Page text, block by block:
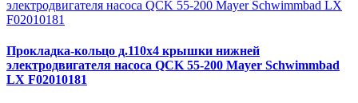
Прокладка-кольцо д.110х4 крышки нижней
электродвигателя насоса QCK 55-200 Mayer Schwimmbad
LX F02010181